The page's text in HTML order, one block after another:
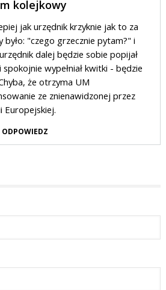
kolejkowy
jak urzędnik krzyknie jak to za
było: "czego grzecznie pytam?" i
dalej będzie sobie popijał
spokojnie wypełniał kwitki - będzie
że otrzyma UM
ze znienawidzonej przez
Europejskiej.
ODPOWIEDZ